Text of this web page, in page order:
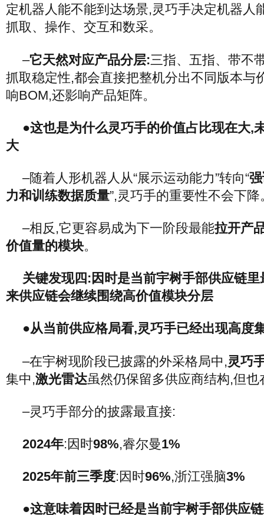
定机器人能不能到达场景,灵巧手决定机器人
抓取、操作、交互和数采。
–它天然对应产品分层:三指、五指、带不
抓取稳定性,都会直接把整机分出不同版本与
响BOM,还影响产品矩阵。
●这也是为什么灵巧手的价值占比现在大,
大
–随着人形机器人从“展示运动能力”转向“
力和训练数据质量”,灵巧手的重要性不会下降
–相反,它更容易成为下一阶段最能拉开产
价值量的模块。
关键发现四:因时是当前宇树手部供应链
来供应链会继续围绕高价值模块分层
●从当前供应格局看,灵巧手已经出现高度
–在宇树现阶段已披露的外采格局中,灵巧
集中,激光雷达虽然仍保留多供应商结构,但
–灵巧手部分的披露最直接:
2024年:因时98%,睿尔曼1%
2025年前三季度:因时96%,浙江强脑3%
●这意味着因时已经是当前宇树手部供应